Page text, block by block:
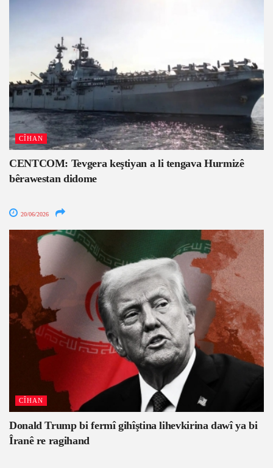
CÎHAN
CENTCOM: Tevgera keştiyan a li tengava Hurmizê
bêrawestan didome
20/06/2026
CÎHAN
Donald Trump bi fermî gihîştina lihevkirina dawî ya bi
Îranê re ragihand